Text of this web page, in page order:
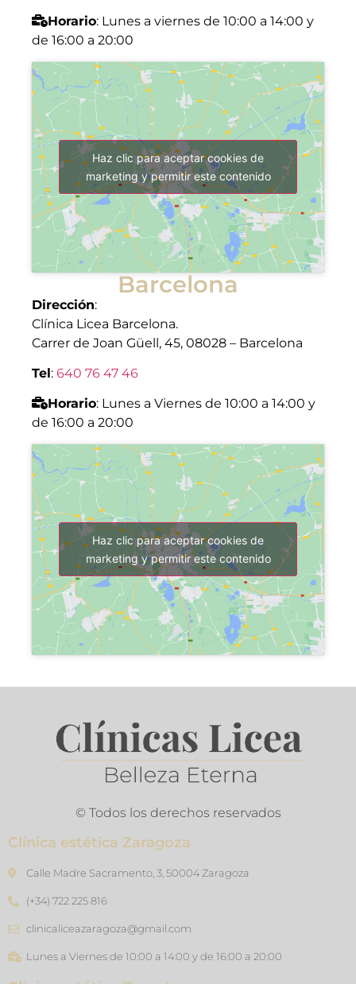
Horario: Lunes a viernes de 10:00 a 14:00 y
de 16:00 a 20:00
Haz clic para aceptar cookies de
marketing y permitir este contenido
Barcelona
Dirección:
Clínica Licea Barcelona.
Carrer de Joan Güell, 45, 08028 – Barcelona
Tel: 640 76 47 46
Horario: Lunes a Viernes de 10:00 a 14:00 y
de 16:00 a 20:00
Haz clic para aceptar cookies de
marketing y permitir este contenido
© Todos los derechos reservados
Clínica estética Zaragoza
Calle Madre Sacramento, 3, 50004 Zaragoza
(+34) 722 225 816
clinicaliceazaragoza@gmail.com
Lunes a Viernes de 10:00 a 14:00 y de 16:00 a 20:00